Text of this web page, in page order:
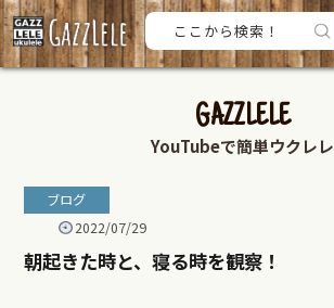
GAZZLELE
YouTubeで簡単ウクレレ
ブログ
2022/07/29
朝起きた時と、寝る時を観察！